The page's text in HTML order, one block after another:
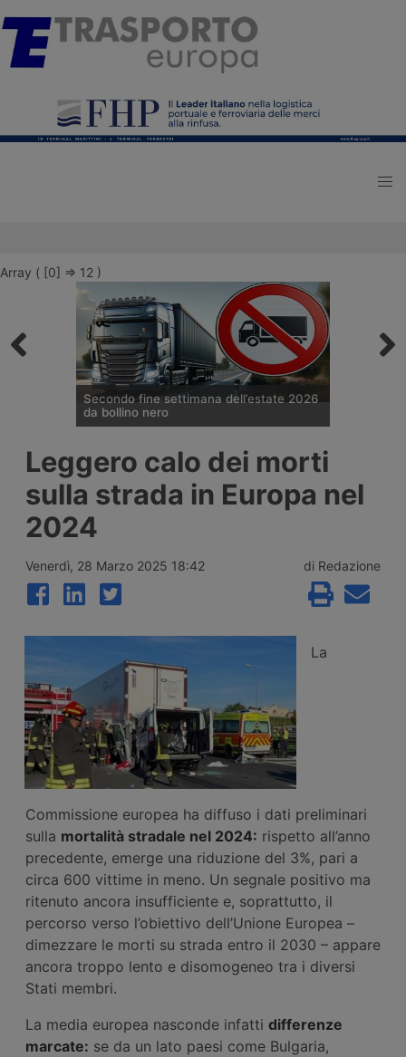
Array ( [0] => 12 )
Secondo fine settimana dell’estate 2026
da bollino nero
e potenziamento del personale Anas sulla
rete nazionale nel weekend che apre la
settimana di Ferragosto, con oltre 25
milioni di spostamenti attesi tra il 7 e il 9
agosto 2026.
Leggero calo dei morti
sulla strada in Europa nel
2024
Venerdì, 28 Marzo 2025 18:42 di Redazione
La
Commissione europea ha diffuso i dati preliminari
sulla mortalità stradale nel 2024: rispetto all’anno
precedente, emerge una riduzione del 3%, pari a
circa 600 vittime in meno. Un segnale positivo ma
ritenuto ancora insufficiente e, soprattutto, il
percorso verso l’obiettivo dell’Unione Europea –
dimezzare le morti su strada entro il 2030 – appare
ancora troppo lento e disomogeneo tra i diversi
Stati membri.
La media europea nasconde infatti differenze
marcate: se da un lato paesi come Bulgaria,